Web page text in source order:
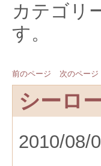
カテゴリ
す。
前のページ 次のページ
シーロ
2010/08/